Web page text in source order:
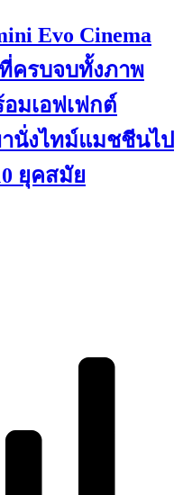
Evo Cinema
ครบจบทั้งภาพ
มเอฟเฟกต์
นั่งไทม์แมชชีนไป
ยุคสมัย